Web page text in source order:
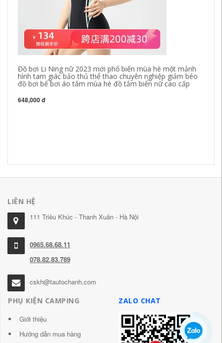
Đồ bơi Li Ning nữ 2023 mới phổ biến mùa hè một mảnh
hình tam giác bảo thủ thể thao chuyên nghiệp giảm béo
đồ bơi bể bơi áo tắm mùa hè đồ tắm biển nữ cao cấp
648,000 đ
LIÊN HỆ
111 Triều Khúc - Thanh Xuân - Hà Nội
0965.68.68.11
078.82.83.789
cskh@tautochanh.com
PHỤ KIỆN CAMPING
Giới thiệu
Hướng dẫn mua hàng
ZALO CHAT